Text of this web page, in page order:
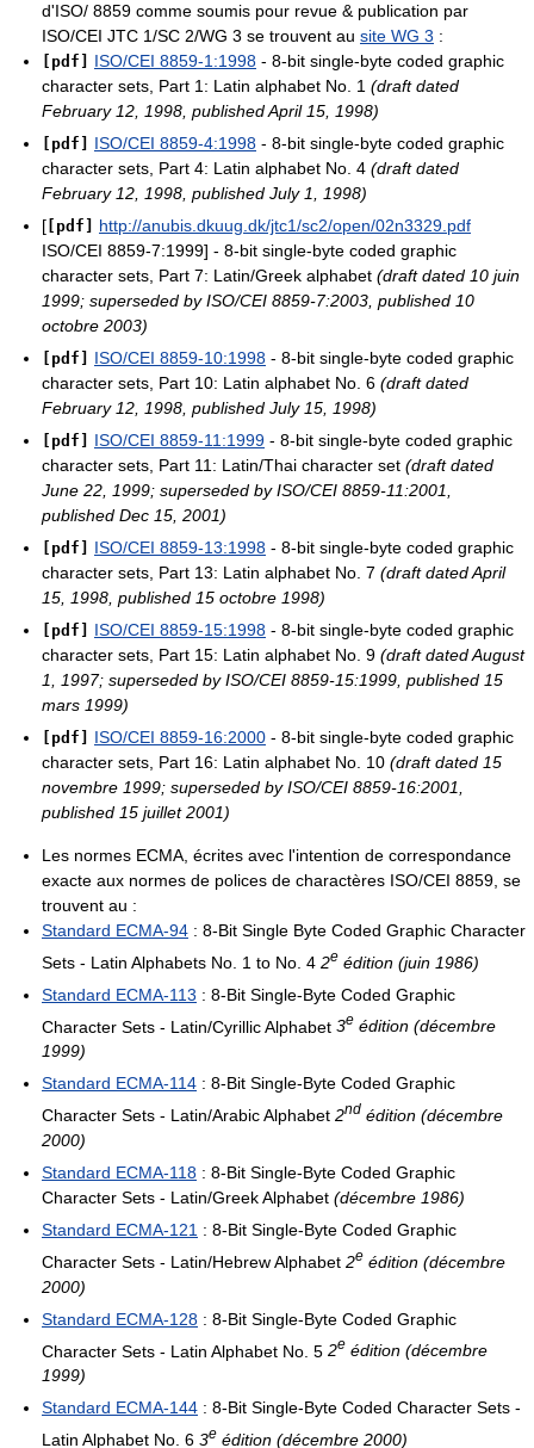
d'ISO/ 8859 comme soumis pour revue & publication par
ISO/CEI JTC 1/SC 2/WG 3 se trouvent au site WG 3 :
[pdf] ISO/CEI 8859-1:1998 - 8-bit single-byte coded graphic
character sets, Part 1: Latin alphabet No. 1 (draft dated
February 12, 1998, published April 15, 1998)
[pdf] ISO/CEI 8859-4:1998 - 8-bit single-byte coded graphic
character sets, Part 4: Latin alphabet No. 4 (draft dated
February 12, 1998, published July 1, 1998)
[ [pdf]
http://anubis.dkuug.dk/jtc1/sc2/open/02n3329.pdf
ISO/CEI 8859-7:1999] - 8-bit single-byte coded graphic
character sets, Part 7: Latin/Greek alphabet (draft dated 10 juin
1999; superseded by ISO/CEI 8859-7:2003, published 10
octobre 2003)
[pdf] ISO/CEI 8859-10:1998 - 8-bit single-byte coded graphic
character sets, Part 10: Latin alphabet No. 6 (draft dated
February 12, 1998, published July 15, 1998)
[pdf] ISO/CEI 8859-11:1999 - 8-bit single-byte coded graphic
character sets, Part 11: Latin/Thai character set (draft dated
June 22, 1999; superseded by ISO/CEI 8859-11:2001,
published Dec 15, 2001)
[pdf] ISO/CEI 8859-13:1998 - 8-bit single-byte coded graphic
character sets, Part 13: Latin alphabet No. 7 (draft dated April
15, 1998, published 15 octobre 1998)
[pdf] ISO/CEI 8859-15:1998 - 8-bit single-byte coded graphic
character sets, Part 15: Latin alphabet No. 9 (draft dated August
1, 1997; superseded by ISO/CEI 8859-15:1999, published 15
mars 1999)
[pdf] ISO/CEI 8859-16:2000 - 8-bit single-byte coded graphic
character sets, Part 16: Latin alphabet No. 10 (draft dated 15
novembre 1999; superseded by ISO/CEI 8859-16:2001,
published 15 juillet 2001)
Les normes ECMA, écrites avec l'intention de correspondance
exacte aux normes de polices de charactères ISO/CEI 8859, se
trouvent au :
Standard ECMA-94 : 8-Bit Single Byte Coded Graphic Character
Sets - Latin Alphabets No. 1 to No. 4 2e édition (juin 1986)
Standard ECMA-113 : 8-Bit Single-Byte Coded Graphic
Character Sets - Latin/Cyrillic Alphabet 3e édition (décembre
1999)
Standard ECMA-114 : 8-Bit Single-Byte Coded Graphic
Character Sets - Latin/Arabic Alphabet 2nd édition (décembre
2000)
Standard ECMA-118 : 8-Bit Single-Byte Coded Graphic
Character Sets - Latin/Greek Alphabet (décembre 1986)
Standard ECMA-121 : 8-Bit Single-Byte Coded Graphic
Character Sets - Latin/Hebrew Alphabet 2e édition (décembre
2000)
Standard ECMA-128 : 8-Bit Single-Byte Coded Graphic
Character Sets - Latin Alphabet No. 5 2e édition (décembre
1999)
Standard ECMA-144 : 8-Bit Single-Byte Coded Character Sets -
Latin Alphabet No. 6 3e édition (décembre 2000)